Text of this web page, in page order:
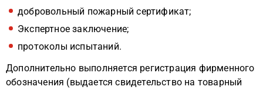
добровольный пожарный сертификат;
Экспертное заключение;
протоколы испытаний.
Дополнительно выполняется регистрация фирменного
обозначения (выдается свидетельство на товарный